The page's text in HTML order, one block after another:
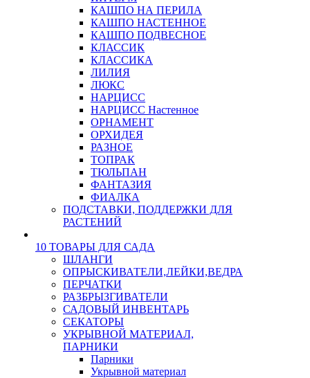
КАШПО НА ПЕРИЛА
КАШПО НАСТЕННОЕ
КАШПО ПОДВЕСНОЕ
КЛАССИК
КЛАССИКА
ЛИЛИЯ
ЛЮКС
НАРЦИСС
НАРЦИСС Настенное
ОРНАМЕНТ
ОРХИДЕЯ
РАЗНОЕ
ТОПРАК
ТЮЛЬПАН
ФАНТАЗИЯ
ФИАЛКА
ПОДСТАВКИ, ПОДДЕРЖКИ ДЛЯ
РАСТЕНИЙ
10 ТОВАРЫ ДЛЯ САДА
ШЛАНГИ
ОПРЫСКИВАТЕЛИ,ЛЕЙКИ,ВЕДРА
ПЕРЧАТКИ
РАЗБРЫЗГИВАТЕЛИ
САДОВЫЙ ИНВЕНТАРЬ
СЕКАТОРЫ
УКРЫВНОЙ МАТЕРИАЛ,
ПАРНИКИ
Парники
Укрывной материал